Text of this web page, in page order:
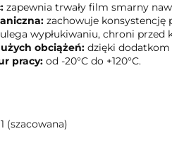
zapewnia trwały film smarny
zachowuje konsystencję
wypłukiwaniu, chroni przed
obciążeń: dzięki dodatkom
pracy: od -20°C do +120°C.
(szacowana)